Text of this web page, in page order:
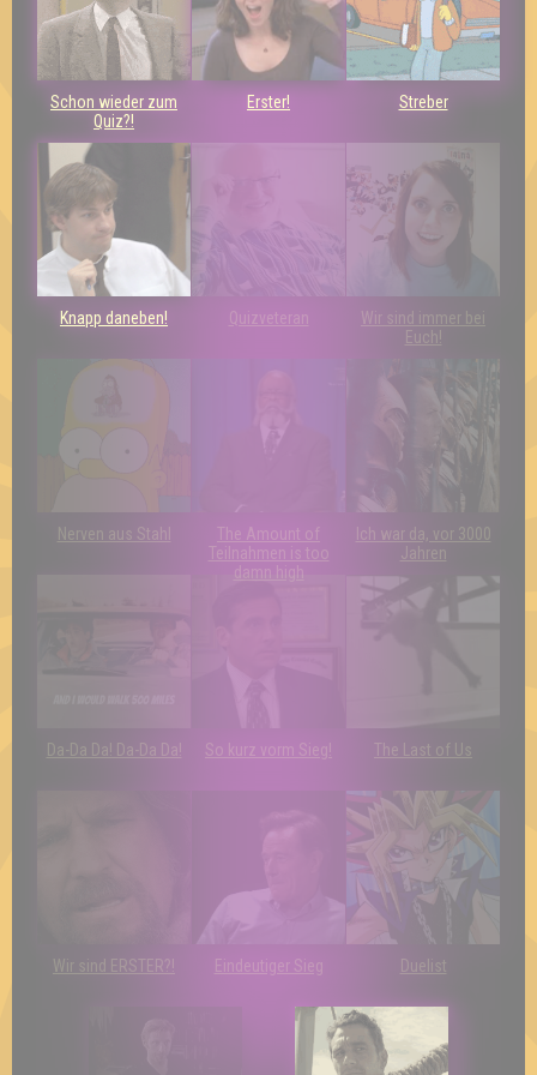
Schon wieder zum
Quiz?!
Erster! Streber
Knapp daneben! Quizveteran
Wir sind immer bei
Euch!
Nerven aus Stahl
The Amount of
Teilnahmen is too
damn high
Ich war da, vor 3000
Jahren
Da-Da Da! Da-Da Da! So kurz vorm Sieg! The Last of Us
Wir sind ERSTER?! Eindeutiger Sieg Duelist